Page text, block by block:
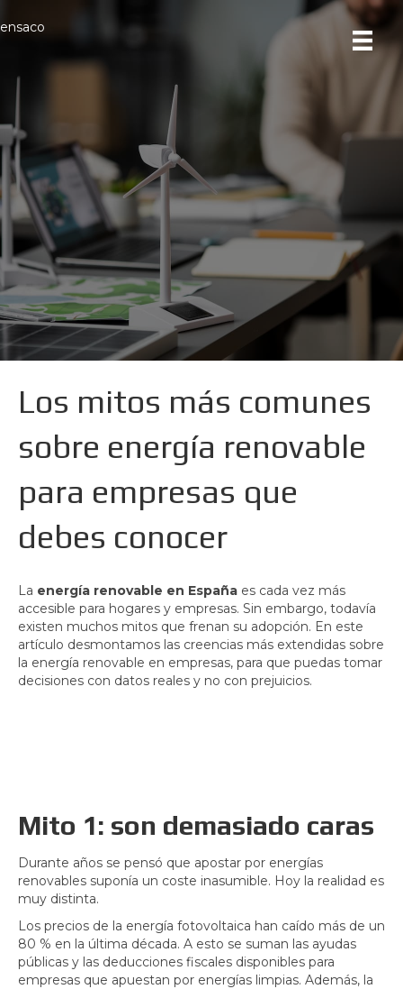
ensaco
Los mitos más comunes
sobre energía renovable
para empresas que
debes conocer
La energía renovable en España es cada vez más
accesible para hogares y empresas. Sin embargo, todavía
existen muchos mitos que frenan su adopción. En este
artículo desmontamos las creencias más extendidas sobre
la energía renovable en empresas, para que puedas tomar
decisiones con datos reales y no con prejuicios.
Mito 1: son demasiado caras
Durante años se pensó que apostar por energías
renovables suponía un coste inasumible. Hoy la realidad es
muy distinta.
Los precios de la energía fotovoltaica han caído más de un
80 % en la última década. A esto se suman las ayudas
públicas y las deducciones fiscales disponibles para
empresas que apuestan por energías limpias. Además, la